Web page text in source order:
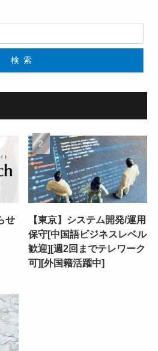
検索
せ
【東京】システム開発/運用
保守[中国語ビジネスレベル
歓迎][週2回までテレワーク
可][外国籍活躍中]